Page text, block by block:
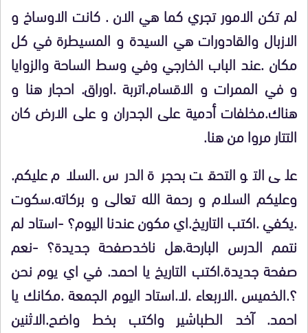
لم تكن الامور تجري كما هي الان . كانت الاوساخ و
الازبال والقادورات هي السيدة و المسيطرة في كل
مكان .عند الباب الخارجي وفي وسط الساحة والزوايا
و في الممرات و الاقسام.اتربة .اوراق. احجار هنا و
هناك.مخلفات أدمية على الجدران و على الارض كان
التتار مروا من هنا.
على التو التحقت بحجرة الدرس .السلام عليكم.
وعليكم السلام و رحمة الله تعالى و بركاته.سكوت
.يكفي .اكتب التاريخ.اي مكون عندنا اليوم؟ -استاد لم
نتمم الدرس البارحة.هل ناخدصفحة جديدة؟ -نعم
صفحة جديدة.اكتب التاريخ يا احمد. في اي يوم نحن
؟.الخميس .الاربعاء .لا.استاد اليوم الجمعة .مكانك يا
احمد. آخد الطباشير واكتب بخط واضح.الاثنين